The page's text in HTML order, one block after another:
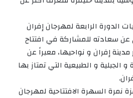
الدورة الرابعة لمهرجان إفران
عن سعادته للمشاركة في افتتاح
إفران و نواحيها، معبراً عن
الجبلية و الطبيعية التي تمتاز بها
نمرة السهرة الافتتاحية لمهرجان